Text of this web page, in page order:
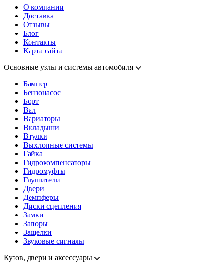
О компании
Доставка
Отзывы
Блог
Контакты
Карта сайта
Основные узлы и системы автомобиля
Бампер
Бензонасос
Борт
Вал
Вариаторы
Вкладыши
Втулки
Выхлопные системы
Гайка
Гидрокомпенсаторы
Гидромуфты
Глушители
Двери
Демпферы
Диски сцепления
Замки
Запоры
Защелки
Звуковые сигналы
Кузов, двери и аксессуары